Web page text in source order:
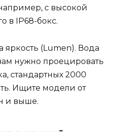
с высокой
в IP68-бокс.
(Lumen). Вода
нужно проецировать
стандартных 2000
Ищите модели от
и выше.